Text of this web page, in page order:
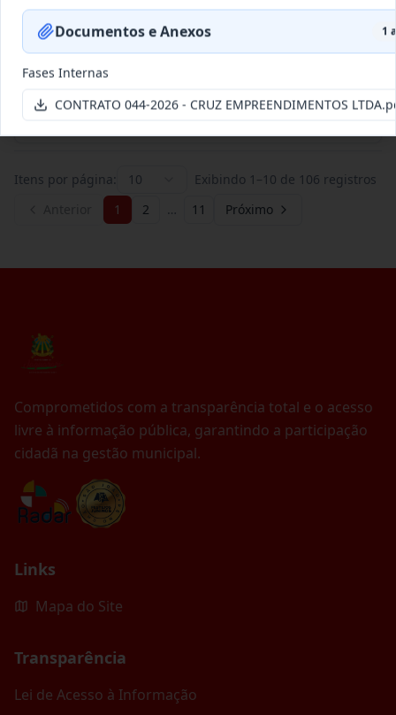
094-2026
Fornecimento
de Bens
Aquisição de veículo novo tipo
hatch motorização 1.0 zero qu...
Situação: Vigente Data:15/07/2026 Ver detalhes
Itens por página: 10 Exibindo 1 –10 de 106 registros
1 2 … 11 Próximo
Comprometidos com a transparência total e o acesso
livre à informação pública, garantindo a participação
cidadã na gestão municipal.
Links
Mapa do Site
Transparência
Lei de Acesso à Informação
Documentos e Anexos 1
Fases Internas
CONTRATO 044-2026 - CRUZ EMPREENDIMENTOS